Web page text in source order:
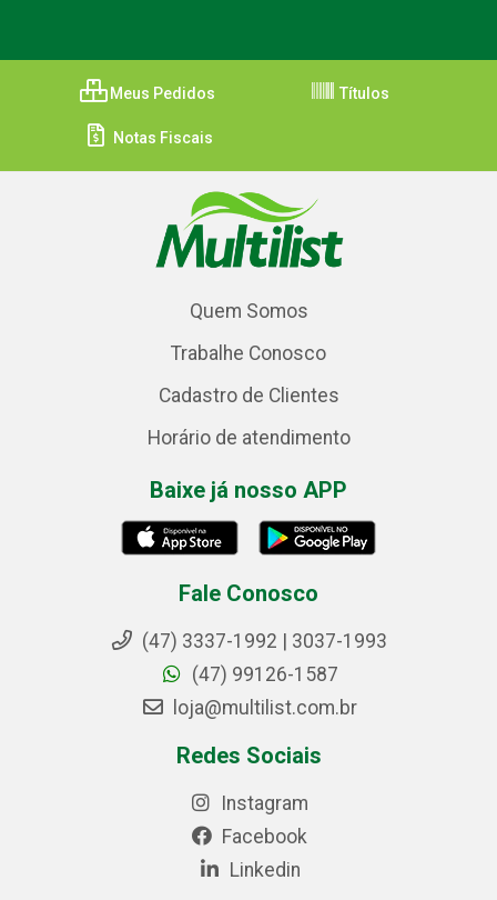
Meus Pedidos Títulos
Notas Fiscais
Quem Somos
Trabalhe Conosco
Cadastro de Clientes
Horário de atendimento
Baixe já nosso APP
Fale Conosco
(47) 3337-1992 | 3037-1993
(47) 99126-1587
loja@multilist.com.br
Redes Sociais
Instagram
Facebook
Linkedin